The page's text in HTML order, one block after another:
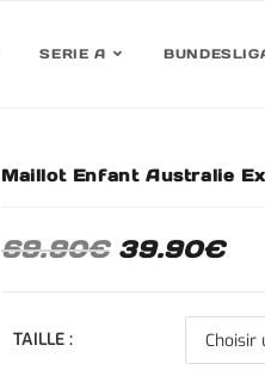
SERIE A
Maillot Enfant Australie
69.90€ 39.90€
TAILLE :